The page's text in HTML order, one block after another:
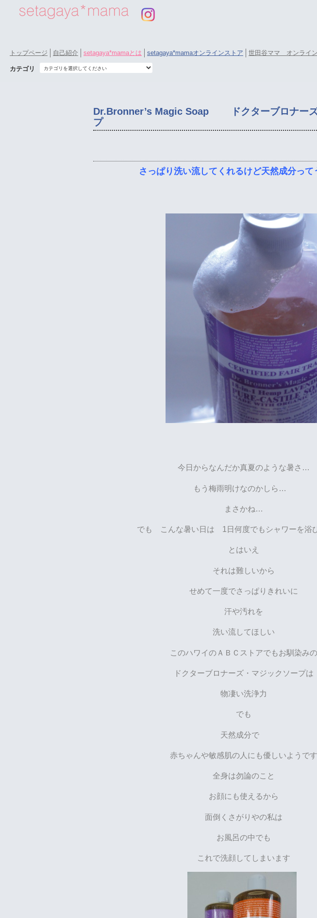
トップページ 自己紹介 setagaya*mamaとは setagaya*mamaオンラインストア 世田谷ママ オンライ
カテゴリ
Dr.Bronner’s Magic Soap ドクターブロナー
プ
さっぱり洗い流してくれるけど天然成分って
今日からなんだか真夏のような暑さ…
もう梅雨明けなのかしら…
まさかね…
でも こんな暑い日は 1日何度でもシャワーを浴
とはいえ
それは難しいから
せめて一度でさっぱりきれいに
汗や汚れを
洗い流してほしい
このハワイのＡＢＣストアでもお馴染みの
ドクターブロナーズ・マジックソープは
物凄い洗浄力
でも
天然成分で
赤ちゃんや敏感肌の人にも優しいようです
全身は勿論のこと
お顔にも使えるから
面倒くさがりやの私は
お風呂の中でも
これで洗顔してしまいます